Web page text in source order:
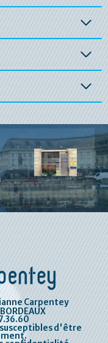
Carpentey
d'être